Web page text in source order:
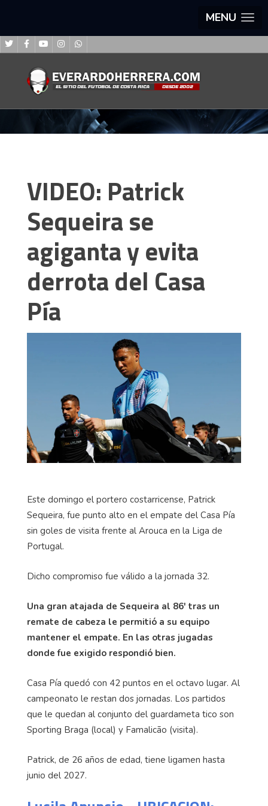
MENU
VIDEO: Patrick
Sequeira se
agiganta y evita
derrota del Casa
Pía
Este domingo el portero costarricense, Patrick
Sequeira, fue punto alto en el empate del Casa Pía
sin goles de visita frente al Arouca en la Liga de
Portugal.
Dicho compromiso fue válido a la jornada 32.
Una gran atajada de Sequeira al 86' tras un
remate de cabeza le permitió a su equipo
mantener el empate. En las otras jugadas
donde fue exigido respondió bien.
Casa Pía quedó con 42 puntos en el octavo lugar. Al
campeonato le restan dos jornadas. Los partidos
que le quedan al conjunto del guardameta tico son
Sporting Braga (local) y Famalicão (visita).
Patrick, de 26 años de edad, tiene ligamen hasta
junio del 2027.